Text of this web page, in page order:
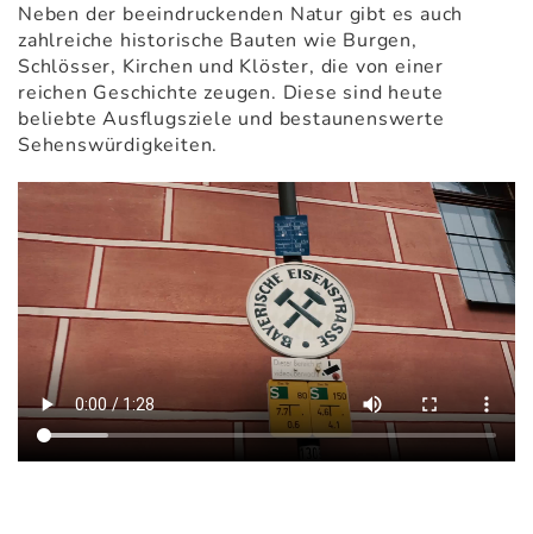
Neben der beeindruckenden Natur gibt es auch
zahlreiche historische Bauten wie Burgen,
Schlösser, Kirchen und Klöster, die von einer
reichen Geschichte zeugen. Diese sind heute
beliebte Ausflugsziele und bestaunenswerte
Sehenswürdigkeiten.